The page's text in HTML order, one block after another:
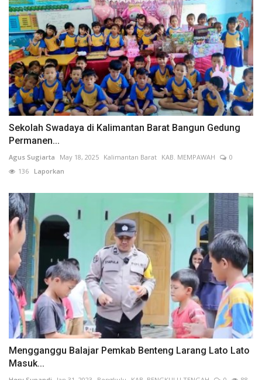
Sekolah Swadaya di Kalimantan Barat Bangun Gedung
Permanen...
Agus Sugiarta May 18, 2025 Kalimantan Barat KAB. MEMPAWAH
0
136 Laporkan
Mengganggu Balajar Pemkab Benteng Larang Lato Lato
Masuk...